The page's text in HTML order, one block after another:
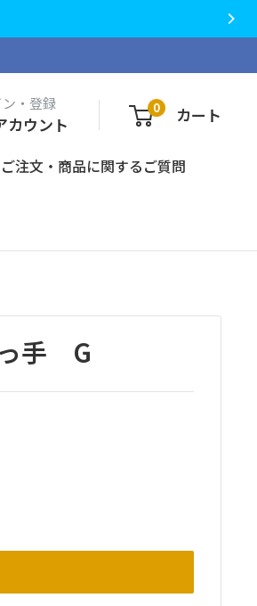
・登録
カウント
0 カート
ご注文・商品に関するご質問
手 G